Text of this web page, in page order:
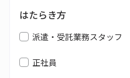
はたらき方
派遣・受託業務スタッフ
正社員